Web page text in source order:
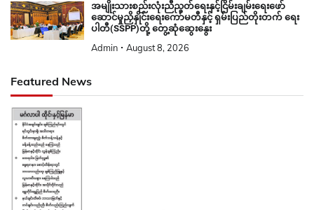
အမျိုးသားစည်းလုံးညီညွတ်ရေးနှင့်ငြိမ်းချမ်းရေးဖော်
ဆောင်မှုညှိနှိုင်းရေးကော်မတီနှင့် ရှမ်းပြည်တိုးတက် ရေး
ပါတီ(SSPP)တို့ တွေ့ဆုံဆွေးနွေး
Admin August 8, 2026
Featured News